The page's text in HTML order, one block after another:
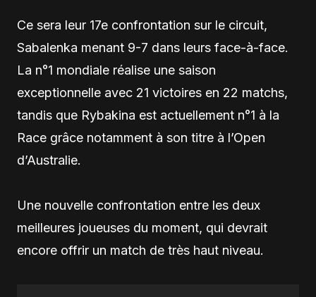
Ce sera leur 17e confrontation sur le circuit,
Sabalenka menant 9-7 dans leurs face-à-face.
La n°1 mondiale réalise une saison
exceptionnelle avec 21 victoires en 22 matchs,
tandis que Rybakina est actuellement n°1 à la
Race grâce notamment à son titre à l’Open
d’Australie.
Une nouvelle confrontation entre les deux
meilleures joueuses du moment, qui devrait
encore offrir un match de très haut niveau.